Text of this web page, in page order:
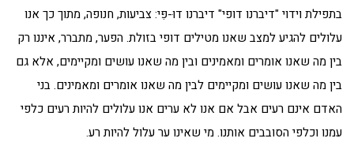
בתפילת וידוי "דיברנו דופי" דיברנו דוּ-פִּי: צביעות, חנופה, מתוך כך אנו
עלולים להגיע למצב שאנו מטילים דופי בזולת. הפער, מתברר, איננו רק
בין מה שאנו אומרים ומאמינים ובין מה שאנו עושים ומקיימים, אלא גם
בין מה שאנו עושים ומקיימים לבין מה שאנו אומרים ומאמינים. בני
האדם אינם רעים אבל אם אנו לא ערים אנו עלולים להיות רעים כלפי
עמנו וכלפי הסובבים אותנו. מי שאינו ער עלול להיות רע.